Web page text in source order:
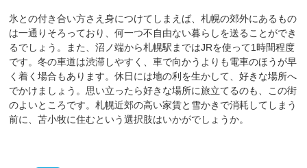
氷との付き合い方さえ身につけてしまえば、札幌の郊外にあるもの
は一通りそろっており、何一つ不自由ない暮らしを送ることができ
るでしょう。また、沼ノ端から札幌駅まではJRを使って1時間程度
です。冬の車道は渋滞しやすく、車で向かうよりも電車のほうが早
く着く場合もあります。休日には地の利を生かして、好きな場所へ
でかけましょう。思い立ったら好きな場所に旅立てるのも、この街
のよいところです。札幌近郊の高い家賃と雪かきで消耗してしまう
前に、苫小牧に住むという選択肢はいかがでしょうか。